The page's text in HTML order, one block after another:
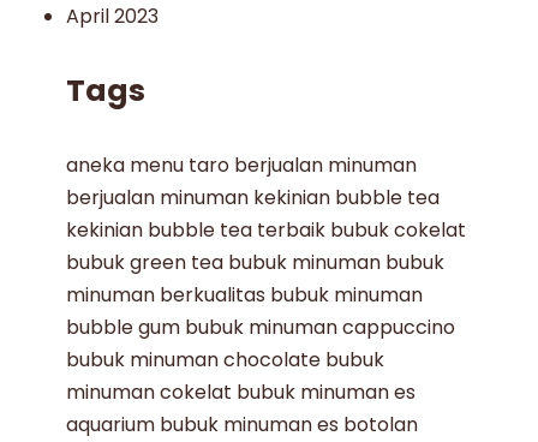
April 2023
Tags
aneka menu taro berjualan minuman
berjualan minuman kekinian bubble tea
kekinian bubble tea terbaik bubuk cokelat
bubuk green tea bubuk minuman bubuk
minuman berkualitas bubuk minuman
bubble gum bubuk minuman cappuccino
bubuk minuman chocolate bubuk
minuman cokelat bubuk minuman es
aquarium bubuk minuman es botolan